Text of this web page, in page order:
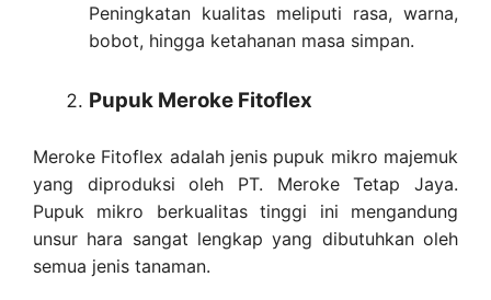
Peningkatan kualitas meliputi rasa, warna,
bobot, hingga ketahanan masa simpan.
Pupuk Meroke Fitoflex
Meroke Fitoflex adalah jenis pupuk mikro majemuk
yang diproduksi oleh PT. Meroke Tetap Jaya.
Pupuk mikro berkualitas tinggi ini mengandung
unsur hara sangat lengkap yang dibutuhkan oleh
semua jenis tanaman.